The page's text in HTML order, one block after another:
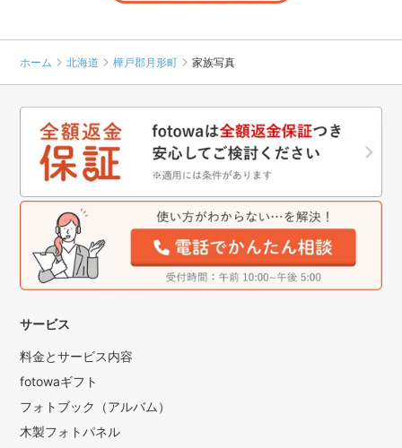
ホーム 北海道 樺戸郡月形町 家族写真
サービス
料金とサービス内容
fotowaギフト
フォトブック（アルバム）
木製フォトパネル